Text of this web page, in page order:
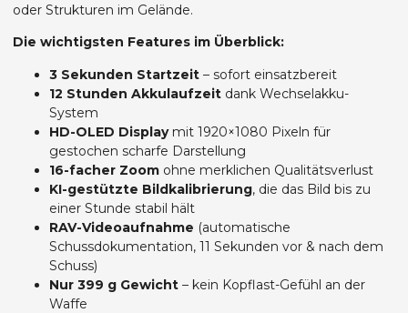
oder Strukturen im Gelände.
Die wichtigsten Features im Überblick:
3 Sekunden Startzeit – sofort einsatzbereit
12 Stunden Akkulaufzeit dank Wechselakku-
System
HD-OLED Displaymit 1920×1080 Pixeln für
gestochen scharfe Darstellung
16-facher Zoom ohne merklichen Qualitätsverlust
KI-gestützte Bildkalibrierung, die das Bild bis zu
einer Stunde stabil hält
RAV-Videoaufnahme (automatische
Schussdokumentation, 11 Sekunden vor & nach dem
Schuss)
Nur 399 g Gewicht – kein Kopflast-Gefühl an der
Waffe